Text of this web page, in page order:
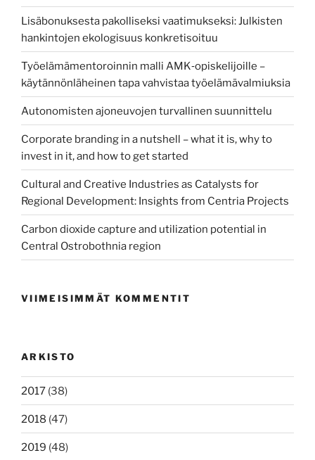
Lisäbonuksesta pakolliseksi vaatimukseksi: Julkisten
hankintojen ekologisuus konkretisoituu
Työelämämentoroinnin malli AMK‑opiskelijoille –
käytännönläheinen tapa vahvistaa työelämävalmiuksia
Autonomisten ajoneuvojen turvallinen suunnittelu
Corporate branding in a nutshell – what it is, why to
invest in it, and how to get started
Cultural and Creative Industries as Catalysts for
Regional Development: Insights from Centria Projects
Carbon dioxide capture and utilization potential in
Central Ostrobothnia region
VIIMEISIMMÄT KOMMENTIT
ARKISTO
2017 (38)
2018 (47)
2019 (48)